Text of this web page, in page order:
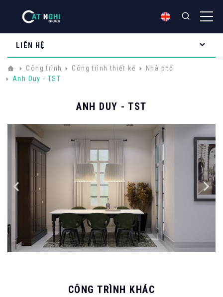
LIÊN HỆ
Công trình Công trình thiết kế
Nhà phố
Anh Duy - TST
ANH DUY - TST
CÔNG TRÌNH KHÁC